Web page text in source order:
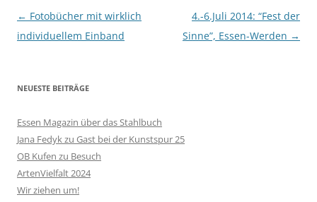
Beitragsnavigation
← Fotobücher mit wirklich
individuellem Einband
4.-6.Juli 2014: “Fest der
Sinne”, Essen-Werden →
NEUESTE BEITRÄGE
Essen Magazin über das Stahlbuch
Jana Fedyk zu Gast bei der Kunstspur 25
OB Kufen zu Besuch
ArtenVielfalt 2024
Wir ziehen um!